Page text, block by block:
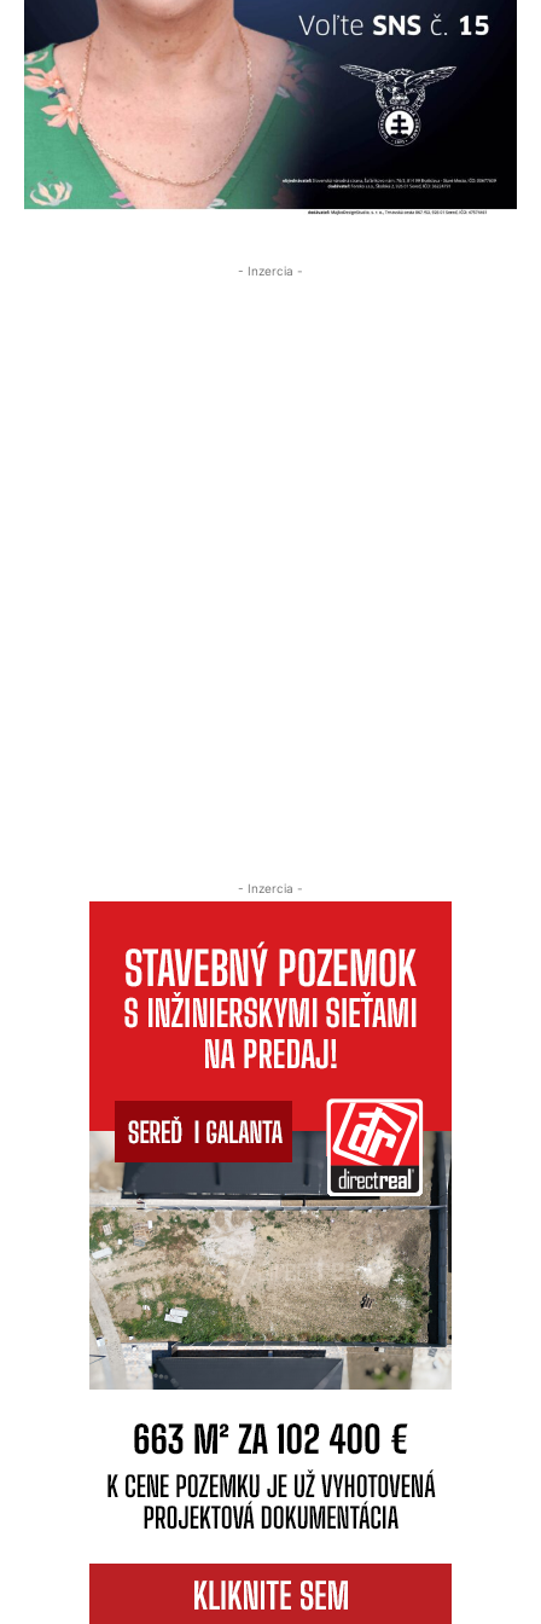
- Inzercia -
- Inzercia -